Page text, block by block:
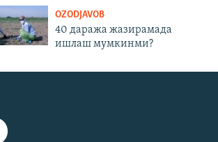
OZODJAVOB
40 даража жазирамада
ишлаш мумкинми?